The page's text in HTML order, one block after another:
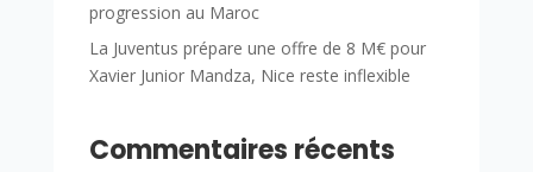
progression au Maroc
La Juventus prépare une offre de 8 M€ pour
Xavier Junior Mandza, Nice reste inflexible
Commentaires récents